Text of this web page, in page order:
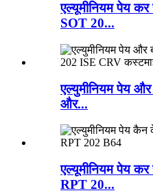
एल्यूमीनियम पेय
SOT 20...
एल्युमीनियम पेय
और...
एल्यूमीनियम पेय
RPT 20...